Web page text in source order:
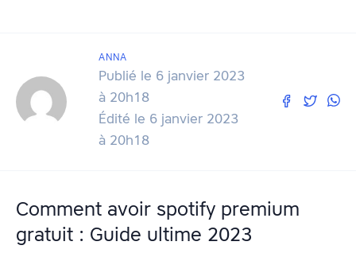
ANNA
Publié le 6 janvier 2023
à 20h18
Édité le 6 janvier 2023
à 20h18
Comment avoir spotify premium
gratuit : Guide ultime 2023